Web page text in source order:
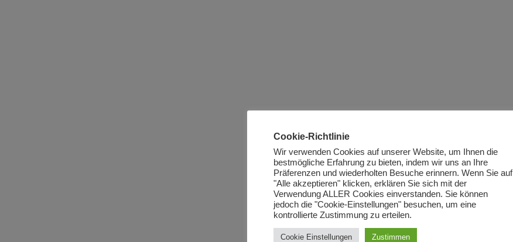
Cookie-Richtlinie
Wir verwenden Cookies auf unserer Website, um Ihnen die
bestmögliche Erfahrung zu bieten, indem wir uns an Ihre
Präferenzen und wiederholten Besuche erinnern. Wenn Sie auf
"Alle akzeptieren" klicken, erklären Sie sich mit der
Verwendung ALLER Cookies einverstanden. Sie können
jedoch die "Cookie-Einstellungen" besuchen, um eine
kontrollierte Zustimmung zu erteilen.
Cookie Einstellungen Zustimmen